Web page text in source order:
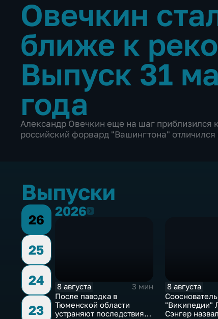
Овечкин
ближе к
Выпуск 31
года
Александр Овечкин еще на шаг приблизился
российский форвард "Вашингтона"
Выпуски
26
25
24
23
20262026
8 августа
3 мин
После паводка в
Тюменской области
устраняют последствия
8 августа
Сооснователь
"Википедии"
Сэнгер